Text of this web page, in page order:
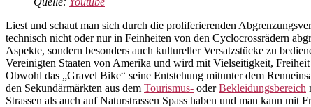
Liest und schaut man sich durch die proliferierenden
technisch nicht oder nur in Feinheiten von den Cyclocrossrädern
Aspekte, sondern besonders auch kultureller Versatzstücke zu
Vereinigten Staaten von Amerika und wird mit Vielseitigkeit,
Obwohl das „Gravel Bike“ seine Entstehung mitunter dem
den Sekundärmärkten aus dem Tourismus- oderBekleidungsbereich
Strassen als auch auf Naturstrassen Spass haben und man kann mit